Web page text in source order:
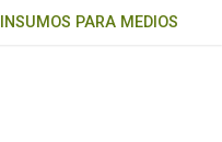
INSUMOS PARA MEDIOS